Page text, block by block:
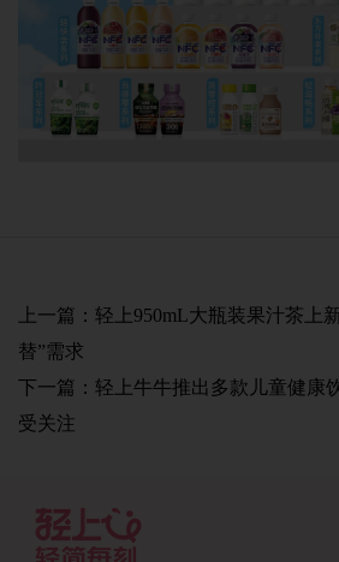
上一篇： 轻上950mL大瓶装果汁茶上
替”需求
下一篇： 轻上牛牛推出多款儿童健康
受关注